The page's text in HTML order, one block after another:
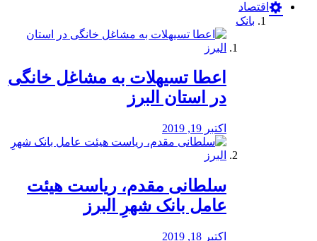
اقتصاد
بانک
️اعطا تسیهلات به مشاغل خانگی
در استان البرز
اکتبر 19, 2019
سلطانی مقدم، ریاست هیئت
عامل بانک شهرِ البرز
اکتبر 18, 2019